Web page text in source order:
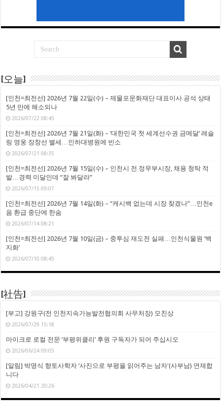
[오늘]
[인천=최전선] 2026년 7월 22일(수) – 제물포문화재단 대표이사 공석 상태
5년 만에 해소되나
2026/07/22 08:45
[인천=최전선] 2026년 7월 21일(화) – ‘대한민국 첫 세계선수권 금메달’ 레슬
링 영웅 장창선 별세…인하대병원에 빈소
2026/07/21 08:35
[인천=최전선] 2026년 7월 15일(수) – 인천시 전 정무부시장, 채용 청탁 적
발…경력 미달인데 “잘 봐달라”
2026/07/15 09:07
[인천=최전선] 2026년 7월 14일(화) – “캐시백 없는데 시장 찾겠나”…인천e
음 환급 중단에 한숨
2026/07/14 08:21
[인천=최전선] 2026년 7월 10일(금) – 중투심 재도전 실패…인천식물원 ‘백
지화’
2026/07/10 08:45
[社告]
[부고] 강원구(전 인천지속가능발전협의회 사무처장) 모친상
2026/07/29 15:18
마이크로 로컬 전문 ‘부평위클리’ 후원 구독자가 되어 주십시오
2026/06/24 09:05
[알림] 박명식 향토사학자 ‘사진으로 부평을 읽어주는 남자'(사부남) 연재합
니다
2026/04/21 20:26